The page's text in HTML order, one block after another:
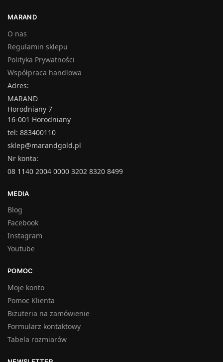
MARAND
O nas
Regulamin sklepu
Polityka Prywatności
Współpraca handlowa
Adres:
MARAND
Horodniany 7
16-001 Horodniany
tel: 883400110
sklep@marandgold.pl
Nr konta:
08 1140 2004 0000 3202 8320 8499
MEDIA
Blog
Facebook
Instagram
Youtube
POMOC
Moje konto
Pomoc Klienta
Biżuteria na zamówienie
Formularz kontaktowy
Tabela rozmiarów